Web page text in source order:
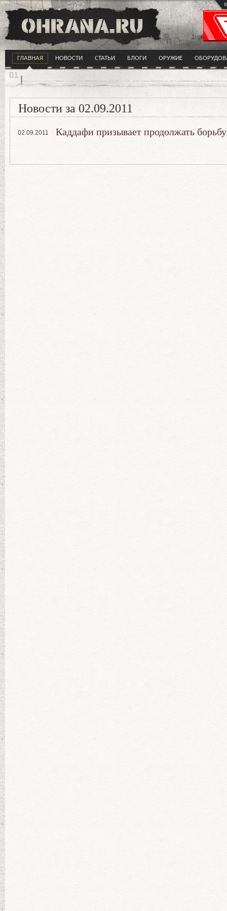
ГЛАВНАЯ НОВОСТИ СТАТЬИ БЛОГИ ОРУЖИЕ
Новости за 02.09.2011
02.09.2011 Каддафи призывает продолжать борьбу